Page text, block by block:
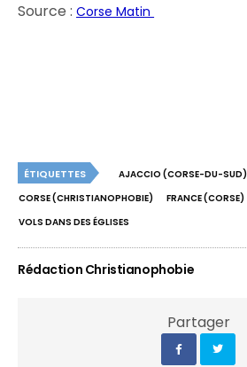
Source :Corse Matin
ÉTIQUETTES AJACCIO (CORSE-DU-SUD)
CORSE (CHRISTIANOPHOBIE)
FRANCE (CORSE)
VOLS DANS DES ÉGLISES
Rédaction Christianophobie
Partager